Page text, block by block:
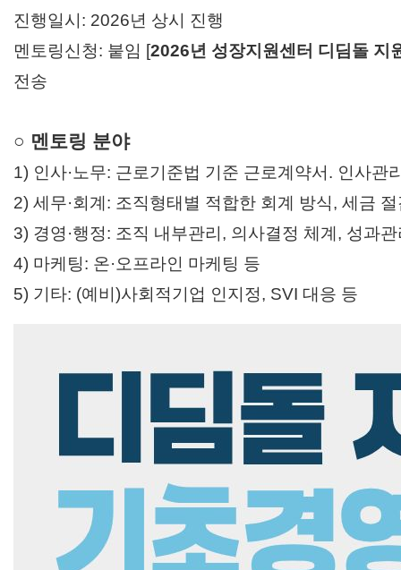
진행일시: 2026년 상시 진행
멘토링신청: 붙임 [2026년 성장지원센터 디딤돌 지
전송
○ 멘토링 분야
1) 인사·노무: 근로기준법 기준 근로계약서. 인사관
2) 세무·회계: 조직형태별 적합한 회계 방식, 세금
3) 경영 ·행정: 조직 내부관리, 의사결정 체계, 성과
4) 마케팅: 온·오프라인 마케팅 등
5) 기타: (예비)사회적기업 인지정, SVI 대응 등